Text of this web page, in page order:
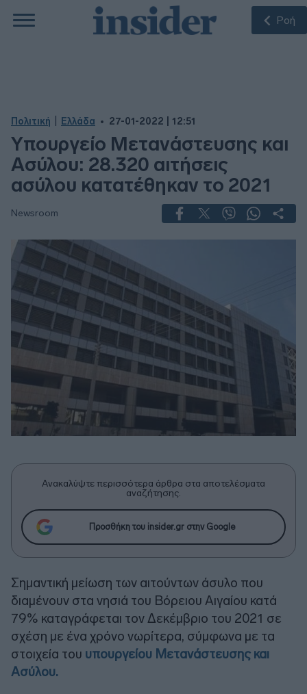
Ροή
Πολιτική Ελλάδα 27-01-2022 | 12:51
Υπουργείο Μετανάστευσης και
Ασύλου: 28.320 αιτήσεις
ασύλου κατατέθηκαν το 2021
Newsroom
Ανακαλύψτε περισσότερα άρθρα στα αποτελέσματα
αναζήτησης.
Προσθήκη του insider.gr στην Google
Σημαντική μείωση των αιτούντων άσυλο που
διαμένουν στα νησιά του Βόρειου Αιγαίου κατά
79% καταγράφεται τον Δεκέμβριο του 2021 σε
σχέση με ένα χρόνο νωρίτερα, σύμφωνα με τα
στοιχεία του υπουργείου Μετανάστευσης και
Ασύλου.